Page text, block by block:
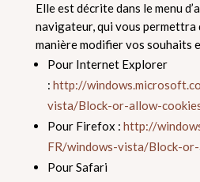
Elle est décrite dans le menu
navigateur, qui vous permettra
manière modifier vos souhaits
Pour Internet Explorer
: http://
vista/Block-or-allow-
Pour Firefox : http://
FR/windows-vista/Block-
Pour Safari